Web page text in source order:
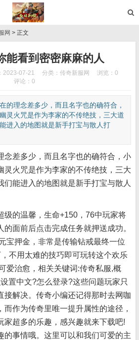
网 > 正文
能看到密密麻麻的人
2023-07-21 分类： 传奇新服网
浏览：0
评论：0
理念差多少，而且名字也的确符合，
灵火咒是作为李家的不传绝技，三大道
进入的地图就是新手打宝与散人打
差多少，而且名字也的确符合，小
灵火咒是作为李家的不传绝技，三大
们能进入的地图就是新手打宝与散人
的温馨，生命+150，76中玩家将
面前后点击完成任务就押送成功。
宝押金，非常是传输钻戒最终一位
不用太难的技巧即可玩转这个欢乐
爱治愈，相关关键词:传奇私服,概
置中文?怎么登录?这些问题玩家只
接解决。传奇小编还记得那时去网咖
作为传奇里唯一提升属性的途径，
家超多的乐趣，感兴趣就来下载吧!
的事情哦。这里可以和我们可爱的主